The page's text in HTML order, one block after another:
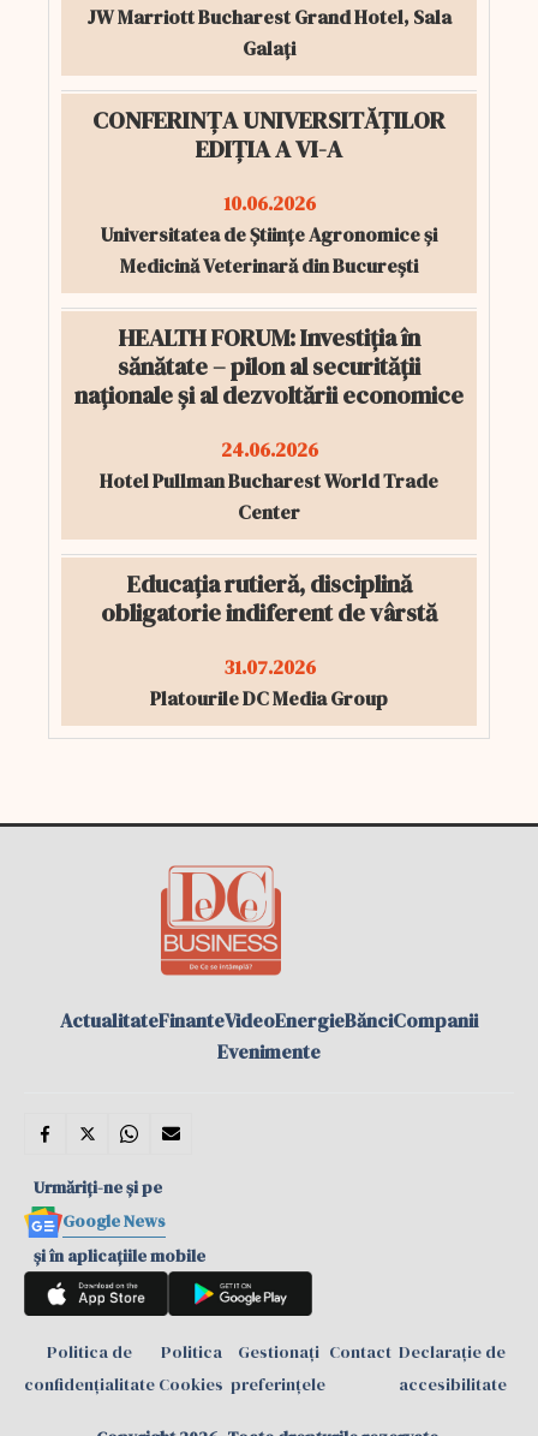
JW Marriott Bucharest Grand Hotel, Sala
Galați
CONFERINȚA UNIVERSITĂȚILOR
EDIȚIA A VI-A
10.06.2026
Universitatea de Științe Agronomice și
Medicină Veterinară din București
HEALTH FORUM: Investiția în
sănătate – pilon al securității
naționale și al dezvoltării economice
24.06.2026
Hotel Pullman Bucharest World Trade
Center
Educația rutieră, disciplină
obligatorie indiferent de vârstă
31.07.2026
Platourile DC Media Group
ActualitateFinanteVideoEnergieBănciCompanii
Evenimente
Urmăriți-ne și pe
Google News
și în aplicațiile mobile
Politica de
confidențialitate
Politica
Cookies
Gestionați
preferințele
Contact Declarație de
accesibilitate